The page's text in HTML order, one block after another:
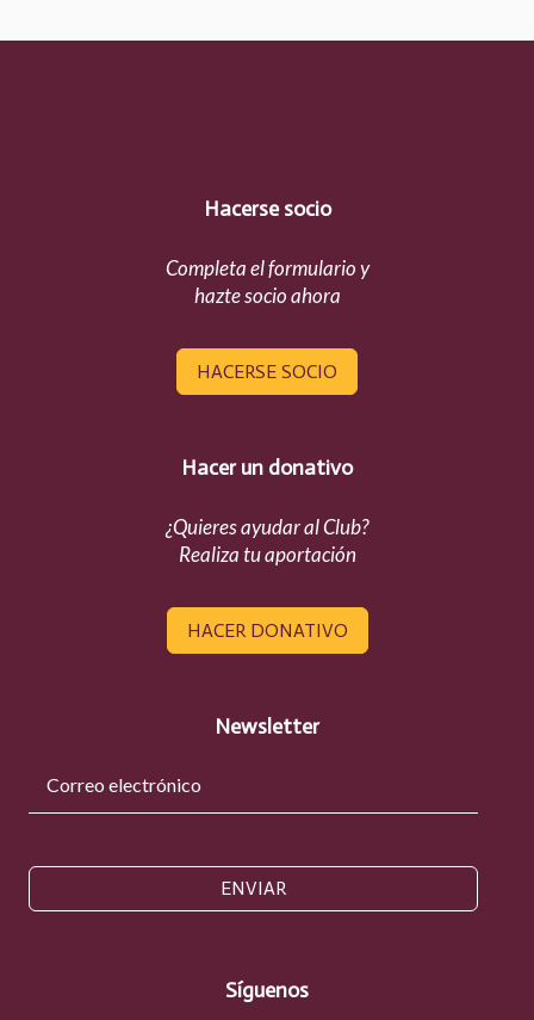
Hacerse socio
Completa el formulario y
hazte socio ahora
HACERSE SOCIO
Hacer un donativo
¿Quieres ayudar al Club?
Realiza tu aportación
HACER DONATIVO
Newsletter
ENVIAR
Síguenos